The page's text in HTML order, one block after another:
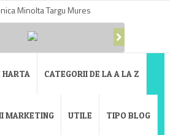
HARTA CATEGORII DE LA A LA Z
MARKETING UTILE TIPO BLOG